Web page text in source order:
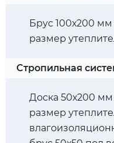
Брус 100х200
размер
Стропильная
Доска 50х200
размер